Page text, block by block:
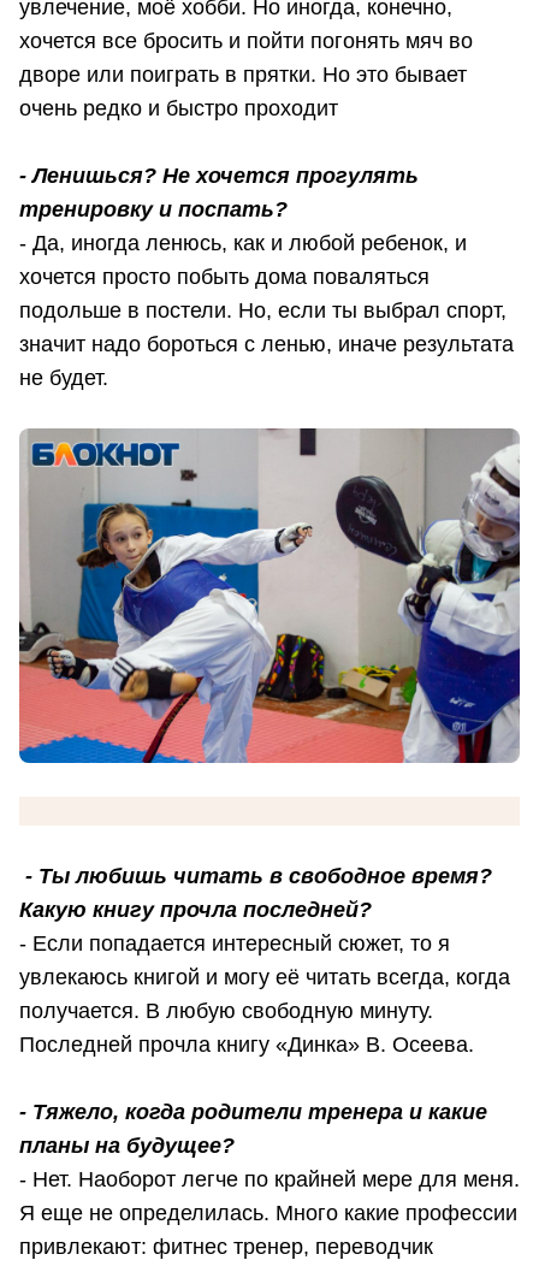
увлечение, моё хобби. Но иногда, конечно,
хочется все бросить и пойти погонять мяч во
дворе или поиграть в прятки. Но это бывает
очень редко и быстро проходит
- Ленишься? Не хочется прогулять
тренировку и поспать?
- Да, иногда ленюсь, как и любой ребенок, и
хочется просто побыть дома поваляться
подольше в постели. Но, если ты выбрал спорт,
значит надо бороться с ленью, иначе результата
не будет.
- Ты любишь читать в свободное время?
Какую книгу прочла последней?
- Если попадается интересный сюжет, то я
увлекаюсь книгой и могу её читать всегда, когда
получается. В любую свободную минуту.
Последней прочла книгу «Динка» В. Осеева.
- Тяжело, когда родители тренера и какие
планы на будущее?
- Нет. Наоборот легче по крайней мере для меня.
Я еще не определилась. Много какие профессии
привлекают: фитнес тренер, переводчик